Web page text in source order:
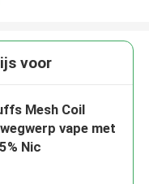
voor
Mesh Coil
vape met
Nic